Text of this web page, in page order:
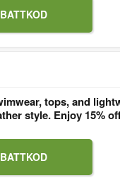
tops, and
style. Enjoy 15%